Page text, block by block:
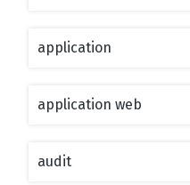
application
application web
audit